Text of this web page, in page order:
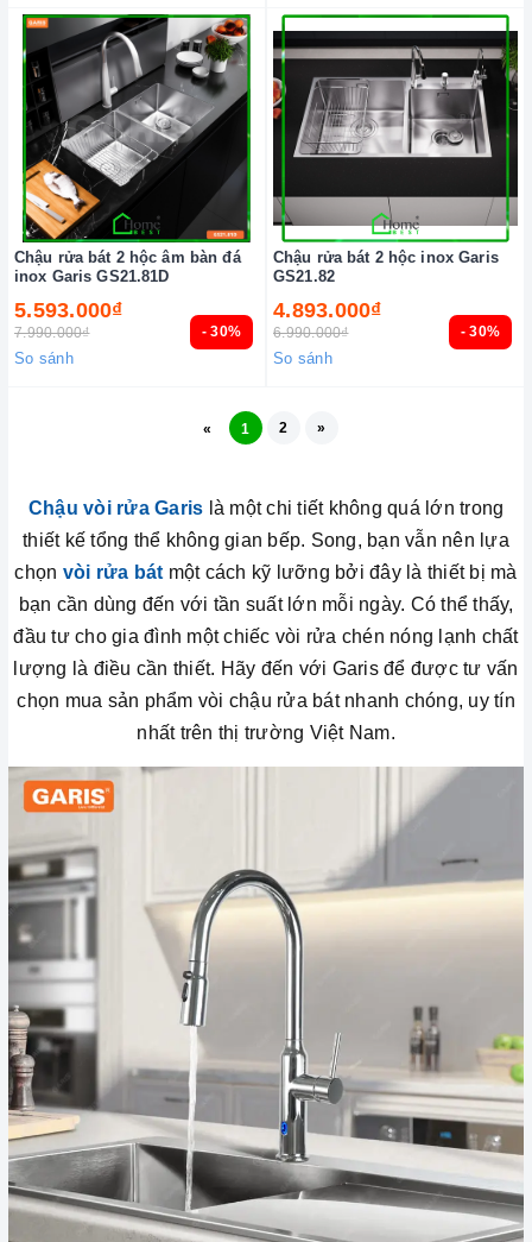
- 30%
Chậu rửa bát 2 hộc âm bàn đá
inox Garis GS21.81D
5.593.000₫
7.990.000₫
So sánh
- 30%
Chậu rửa bát 2 hộc inox Garis
GS21.82
4.893.000₫
6.990.000₫
So sánh
« 1 2 »
Chậu vòi rửa Garis là một chi tiết không quá lớn trong
thiết kế tổng thể không gian bếp. Song, bạn vẫn nên lựa
chọn vòi rửa bát một cách kỹ lưỡng bởi đây là thiết bị mà
bạn cần dùng đến với tần suất lớn mỗi ngày. Có thể thấy,
đầu tư cho gia đình một chiếc vòi rửa chén nóng lạnh chất
lượng là điều cần thiết. Hãy đến với Garis để được tư vấn
chọn mua sản phẩm vòi chậu rửa bát nhanh chóng, uy tín
nhất trên thị trường Việt Nam.